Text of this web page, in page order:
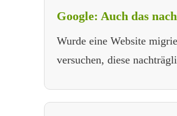
Google: Auch das
Wurde eine Website
versuchen, diese